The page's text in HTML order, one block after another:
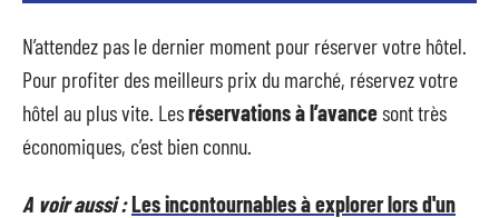
N’attendez pas le dernier moment pour réserver votre hôtel.
Pour profiter des meilleurs prix du marché, réservez votre
hôtel au plus vite. Lesréservations à l’avancesont très
économiques, c’est bien connu.
A voir aussi :Les incontournables à explorer lors d'un